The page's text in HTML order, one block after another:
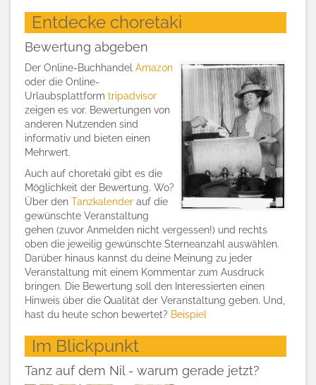
Entdecke choretaki
Bewertung abgeben
Der Online-Buchhandel Amazon
oder die Online-
Urlaubsplattform tripadvisor
zeigen es vor. Bewertungen von
anderen Nutzenden sind
informativ und bieten einen
Mehrwert.
Auch auf choretaki gibt es die
Möglichkeit der Bewertung. Wo?
Über den Tanzkalender auf die
gewünschte Veranstaltung
gehen (zuvor Anmelden nicht vergessen!) und rechts
oben die jeweilig gewünschte Sterneanzahl auswählen.
Darüber hinaus kannst du deine Meinung zu jeder
Veranstaltung mit einem Kommentar zum Ausdruck
bringen. Die Bewertung soll den Interessierten einen
Hinweis über die Qualität der Veranstaltung geben. Und,
hast du heute schon bewertet? Beispiel
Im Blickpunkt
Tanz auf dem Nil - warum gerade jetzt?